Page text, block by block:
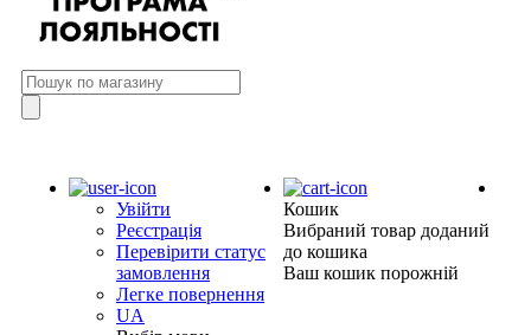
Увійти
Реєстрація
Перевірити статус
замовлення
Легке повернення
UA
Кошик
Вибраний товар доданий
до кошика
Ваш кошик порожній